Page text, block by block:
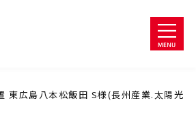
東広島八本松飯田 S様(長州産業.太陽光